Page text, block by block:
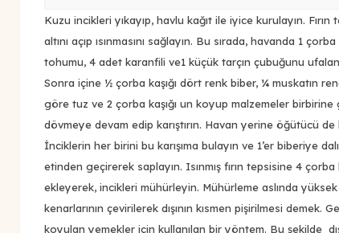
Kuzu incikleri yıkayıp, havlu kağıt ile iyice kurulayın.
altını açıp ısınmasını sağlayın. Bu sırada, havanda 1
tohumu, 4 adet karanfili ve1 küçük tarçın çubuğunu
Sonra içine ½ çorba kaşığı dört renk biber, ¼ muskatın
göre tuz ve 2 çorba kaşığı un koyup malzemeler birbirine
dövmeye devam edip karıştırın. Havan yerine öğütücü de
İnciklerin her birini bu karışıma bulayın ve 1’er biberiye
etinden geçirerek saplayın. Isınmış fırın tepsisine 4 çorba
ekleyerek, incikleri mühürleyin. Mühürleme aslında
kenarlarının çevirilerek dışının kısmen pişirilmesi demek.
koyulan yemekler için kullanılan bir yöntem. Bu şekilde